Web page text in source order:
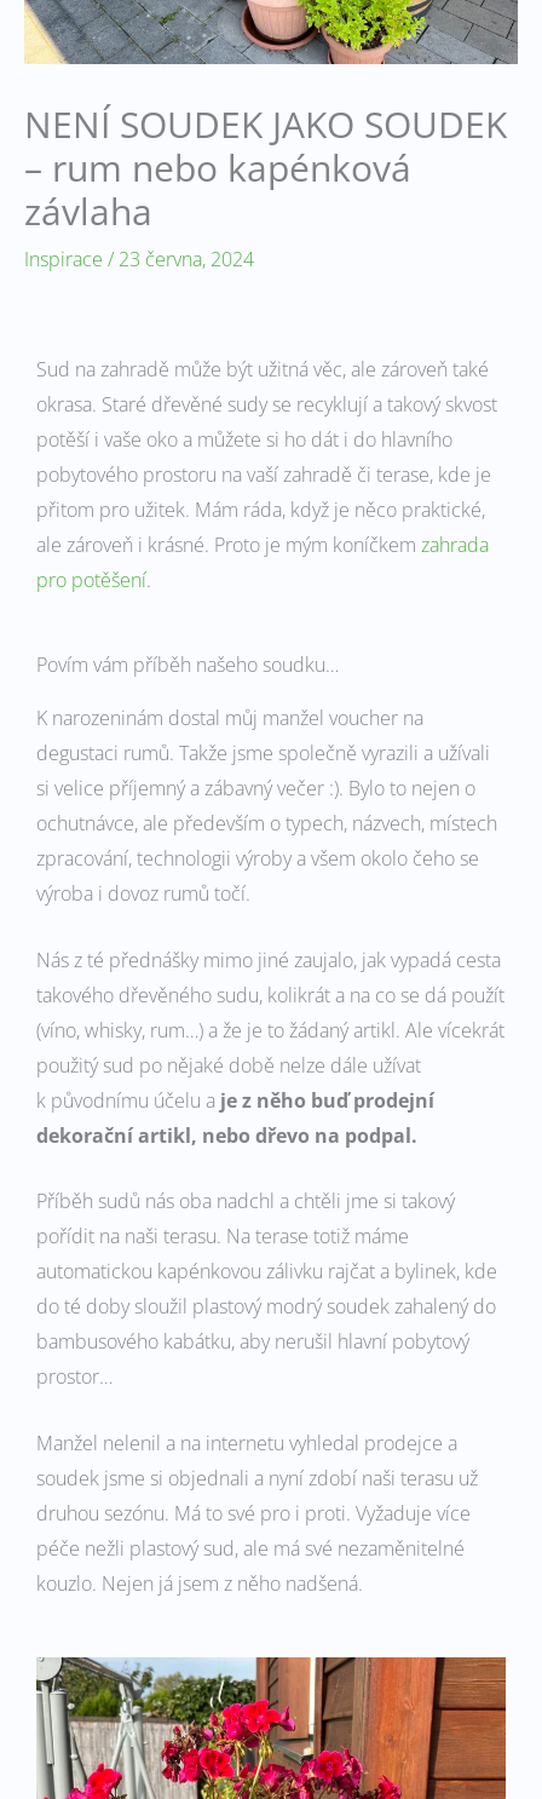
NENÍ SOUDEK JAKO SOUDEK
– rum nebo kapénková
závlaha
Inspirace / 23 června, 2024
Sud na zahradě může být užitná věc, ale zároveň také
okrasa. Staré dřevěné sudy se recyklují a takový skvost
potěší i vaše oko a můžete si ho dát i do hlavního
pobytového prostoru na vaší zahradě či terase, kde je
přitom pro užitek. Mám ráda, když je něco praktické,
ale zároveň i krásné. Proto je mým koníčkem zahrada
pro potěšení.
Povím vám příběh našeho soudku…
K narozeninám dostal můj manžel voucher na
degustaci rumů. Takže jsme společně vyrazili a užívali
si velice příjemný a zábavný večer :). Bylo to nejen o
ochutnávce, ale především o typech, názvech, místech
zpracování, technologii výroby a všem okolo čeho se
výroba i dovoz rumů točí.
Nás z té přednášky mimo jiné zaujalo, jak vypadá cesta
takového dřevěného sudu, kolikrát a na co se dá použít
(víno, whisky, rum…) a že je to žádaný artikl. Ale vícekrát
použitý sud po nějaké době nelze dále užívat
k původnímu účelu a je z něho buď prodejní
dekorační artikl, nebo dřevo na podpal.
Příběh sudů nás oba nadchl a chtěli jme si takový
pořídit na naši terasu. Na terase totiž máme
automatickou kapénkovou zálivku rajčat a bylinek, kde
do té doby sloužil plastový modrý soudek zahalený do
bambusového kabátku, aby nerušil hlavní pobytový
prostor…
Manžel nelenil a na internetu vyhledal prodejce a
soudek jsme si objednali a nyní zdobí naši terasu už
druhou sezónu. Má to své pro i proti. Vyžaduje více
péče nežli plastový sud, ale má své nezaměnitelné
kouzlo. Nejen já jsem z něho nadšená.